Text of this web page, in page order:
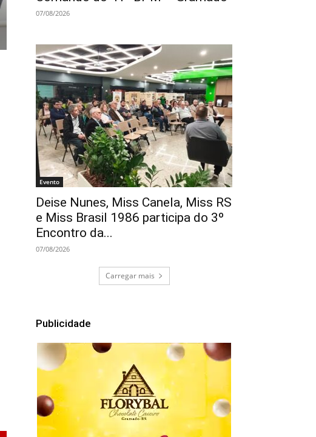
07/08/2026
Evento
Deise Nunes, Miss Canela, Miss RS
e Miss Brasil 1986 participa do 3º
Encontro da...
07/08/2026
Carregar mais
Publicidade